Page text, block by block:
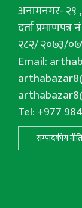
अनामनगर- २९
दर्ता प्रमाणपत्र
२८२/ २०७३/
Email:
Tel: +977
सम्पादकीय नीति